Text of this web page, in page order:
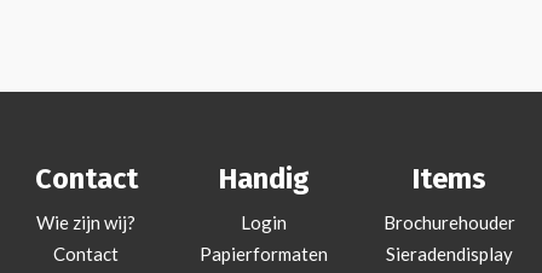
Contact
Wie zijn wij?
Contact
Handig
Login
Papierformaten
Items
Brochurehouder
Sieradendisplay